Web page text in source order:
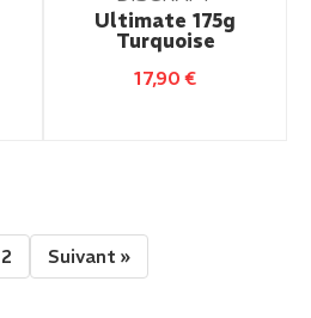
Ultimate 175g
Turquoise
17,90€
2 Suivant »